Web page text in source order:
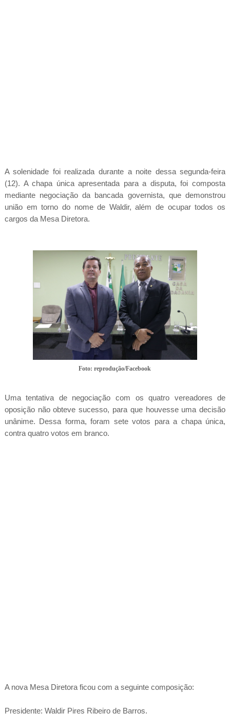
A solenidade foi realizada durante a noite dessa segunda-feira
(12). A chapa única apresentada para a disputa, foi composta
mediante negociação da bancada governista, que demonstrou
união em torno do nome de Waldir, além de ocupar todos os
cargos da Mesa Diretora.
Foto: reprodução/Facebook
Uma tentativa de negociação com os quatro vereadores de
oposição não obteve sucesso, para que houvesse uma decisão
unânime. Dessa forma, foram sete votos para a chapa única,
contra quatro votos em branco.
A nova Mesa Diretora ficou com a seguinte composição:
Presidente: Waldir Pires Ribeiro de Barros.